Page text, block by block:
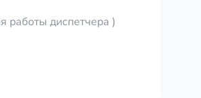
работы диспетчера )